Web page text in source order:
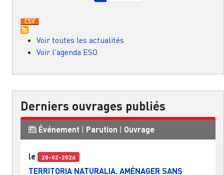
Voir toutes les actualités
Voir l'agenda ESO
Derniers ouvrages publiés
Événement | Parution | Ouvrage
le 20-02-2026
TERRITORIA NATURALIA. AMÉNAGER SANS